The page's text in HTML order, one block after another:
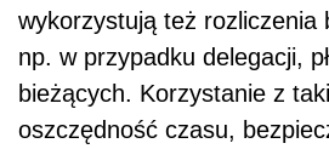
wykorzystują też rozliczenia
np. w przypadku delegacji,
bieżących. Korzystanie z
oszczędność czasu,